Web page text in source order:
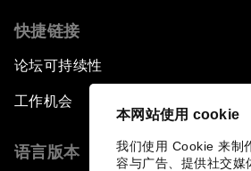
本网站使用 cookie
我们使用 Cookie 来制
容与广告、提供社交媒
快捷链接
论坛可持续性
工作机会
语言版本